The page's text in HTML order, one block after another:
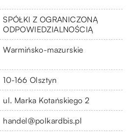
SPÓŁKI Z OGRANICZONĄ
ODPOWIEDZIALNOŚCIĄ
Warmińsko-mazurskie
10-166 Olsztyn
ul. Marka Kotańskiego 2
handel@polkardbis.pl